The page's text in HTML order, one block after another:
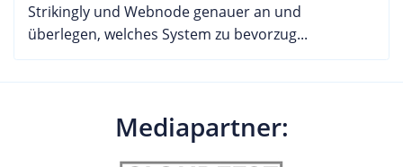
Strikingly und Webnode genauer an und
überlegen, welches System zu bevorzug...
Mediapartner: